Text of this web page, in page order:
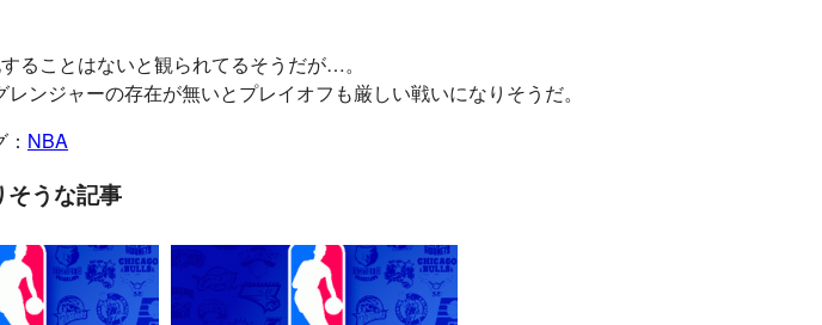
ることはないと観られてるそうだが…。
ンジャーの存在が無いとプレイオフも厳しい戦いになりそうだ。
NBA
そうな記事